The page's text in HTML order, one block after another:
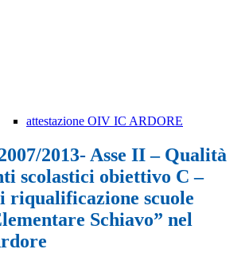
attestazione OIV IC ARDORE
2013- Asse II – Qualità
scolastici obiettivo C –
riqualificazione scuole
Schiavo” nel